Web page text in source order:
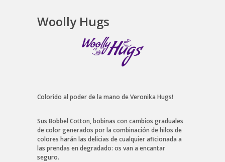
Woolly Hugs
Colorido al poder de la mano de Veronika Hugs!
Sus Bobbel Cotton, bobinas con cambios graduales
de color generados por la combinación de hilos de
colores harán las delicias de cualquier aficionada a
las prendas en degradado: os van a encantar
seguro.